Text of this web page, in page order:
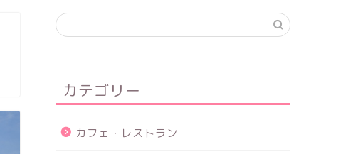
カテゴリー
カフェ・レストラン